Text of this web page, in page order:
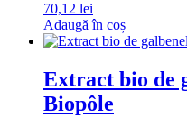
70,12 lei
Adaugă în coș
Extract bio de
Biopôle